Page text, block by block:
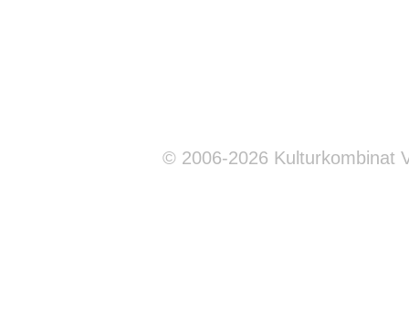
© 2006-2026